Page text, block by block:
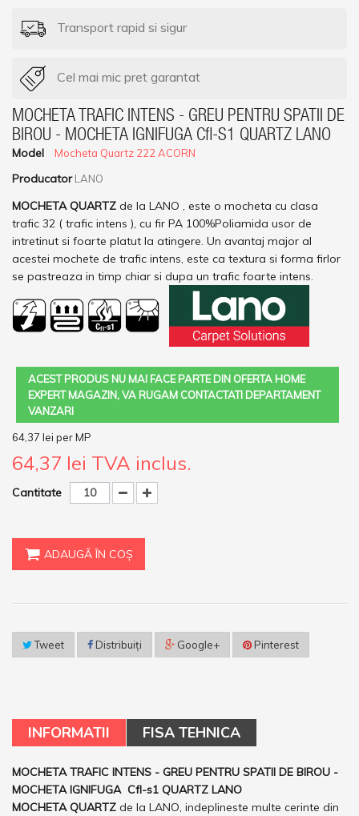
Transport rapid si sigur
Cel mai mic pret garantat
MOCHETA TRAFIC INTENS - GREU PENTRU SPATII DE
BIROU - MOCHETA IGNIFUGA Cfl-S1 QUARTZ LANO
Model Mocheta Quartz 222 ACORN
Producator LANO
MOCHETA QUARTZ de la LANO , este o mocheta cu clasa
trafic 32 ( trafic intens ), cu fir PA 100%Poliamida usor de
intretinut si foarte platut la atingere. Un avantaj major al
acestei mochete de trafic intens, este ca textura si forma firlor
se pastreaza in timp chiar si dupa un trafic foarte intens.
ACEST PRODUS NU MAI FACE PARTE DIN OFERTA HOME
EXPERT MAGAZIN, VA RUGAM CONTACTATI DEPARTAMENT
VANZARI
64,37 lei per MP
64,37 lei TVA inclus.
Cantitate
ADAUGĂ ÎN COŞ
Tweet Distribuiţi Google+ Pinterest
INFORMATII FISA TEHNICA
MOCHETA TRAFIC INTENS - GREU PENTRU SPATII DE BIROU -
MOCHETA IGNIFUGA Cfl-s1 QUARTZ LANO
MOCHETA QUARTZ de la LANO, indeplineste multe cerinte din